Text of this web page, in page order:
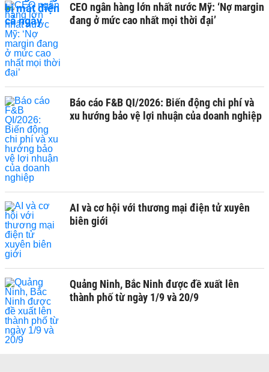
CEO ngân hàng lớn nhất nước Mỹ: ‘Nợ margin
đang ở mức cao nhất mọi thời đại’
Báo cáo F&B QI/2026: Biến động chi phí và
xu hướng bảo vệ lợi nhuận của doanh nghiệp
AI và cơ hội với thương mại điện tử xuyên
biên giới
Quảng Ninh, Bắc Ninh được đề xuất lên
thành phố từ ngày 1/9 và 20/9